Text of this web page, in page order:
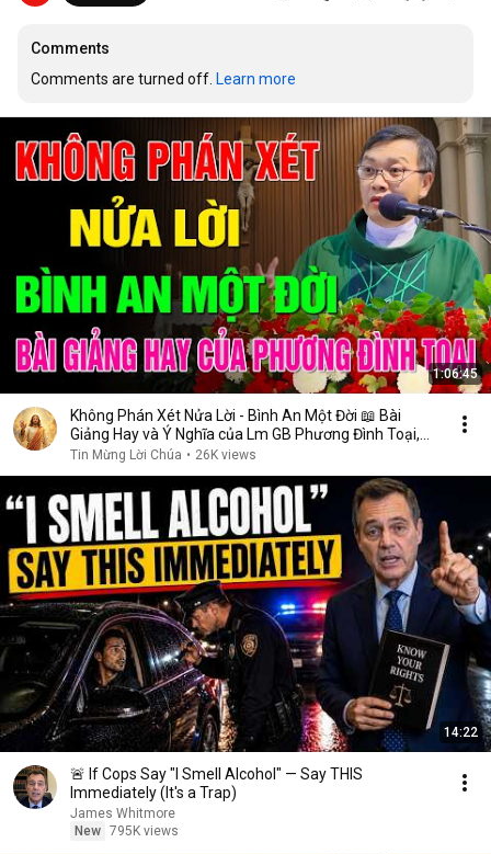
Comments
Comments are turned off. Learn more
1:06:45
Không Phán Xét Nửa Lời - Bình An Một Đời 📖 Bài
Giảng Hay và Ý Nghĩa của Lm GB Phương Đình Toại,
MI
Tin Mừng Lời Chúa • 26K views
14:22
🚨 If Cops Say "I Smell Alcohol" — Say THIS
Immediately (It's a Trap)
James Whitmore
New 795K views